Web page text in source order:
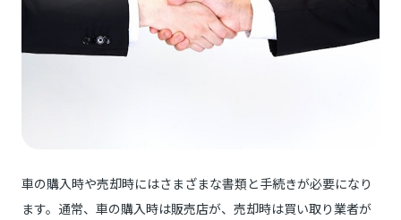
車の購入時や売却時にはさまざまな書類と手続きが必要になり
ます。通常、車の購入時は販売店が、売却時は買い取り業者が